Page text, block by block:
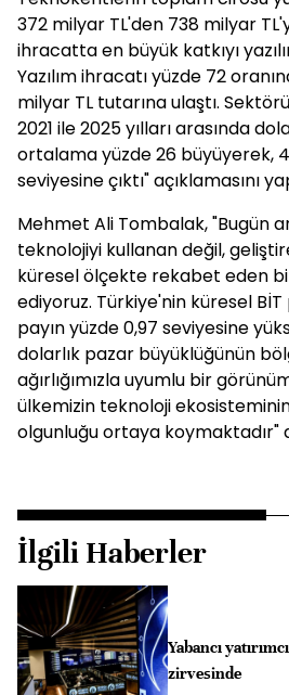
372 milyar TL'den 738 milyar
ihracatta en büyük katkıyı
Yazılım ihracatı yüzde 72
milyar TL tutarına ulaştı.
2021 ile 2025 yılları arasında
ortalama yüzde 26 büyüyerek,
seviyesine çıktı" açıklamasını
Mehmet Ali Tombalak, "Bugün
teknolojiyi kullanan değil,
küresel ölçekte rekabet eden
ediyoruz. Türkiye'nin küresel BİT
payın yüzde 0,97 seviyesine
dolarlık pazar büyüklüğünün
ağırlığımızla uyumlu bir
ülkemizin teknoloji
olgunluğu ortaya koymaktadır"
İlgili Haberler
Yabancı
zirvesinde